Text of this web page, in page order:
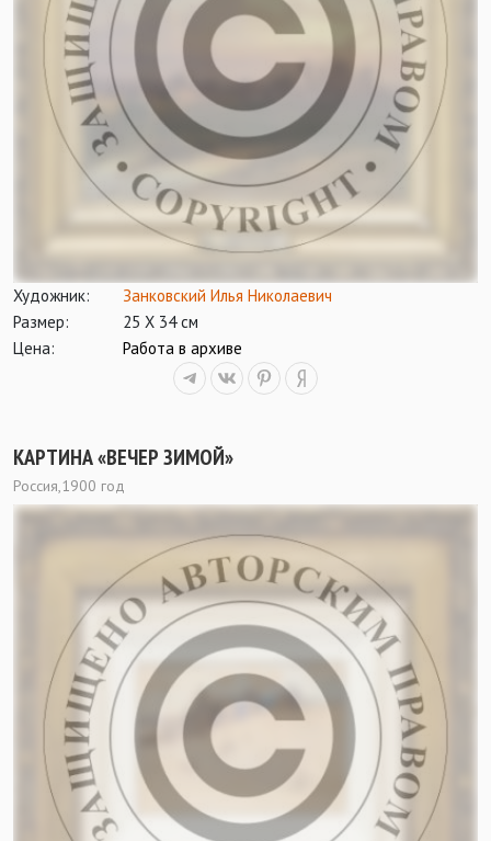
Художник:
Занковский Илья Николаевич
Размер:
25 Х 34 см
Цена:
Работа в архиве
КАРТИНА «ВЕЧЕР ЗИМОЙ»
Россия,1900 год